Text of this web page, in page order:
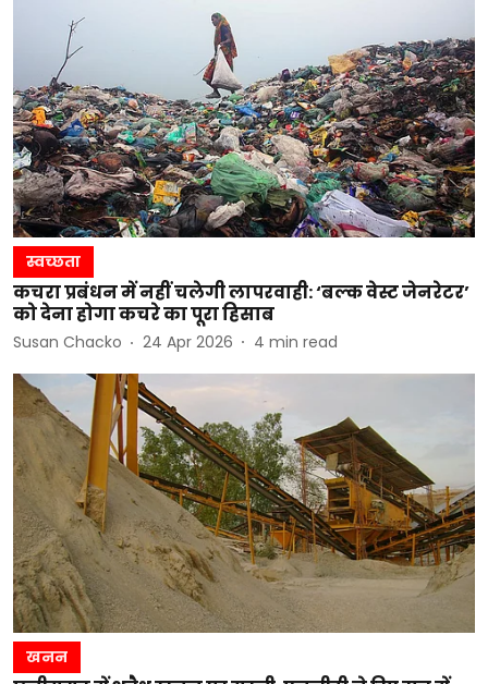
स्वच्छता
कचरा प्रबंधन में नहीं चलेगी लापरवाही: ‘बल्क वेस्ट जेनरेटर’
को देना होगा कचरे का पूरा हिसाब
Susan Chacko 24 Apr 2026 4 min read
खनन